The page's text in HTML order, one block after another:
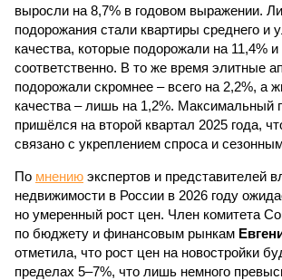
выросли на 8,7% в годовом выражении.
подорожания стали квартиры среднего и
качества, которые подорожали на 11,4% и
соответственно. В то же время элитные
подорожали скромнее – всего на 2,2%, а
качества – лишь на 1,2%. Максимальный
пришёлся на второй квартал 2025 года,
связано с укреплением спроса и
По мнению экспертов и представителей
недвижимости в России в 2026 году
но умеренный рост цен. Член комитета
по бюджету и финансовым рынкам
отметила, что рост цен на новостройки
пределах 5–7%, что лишь немного